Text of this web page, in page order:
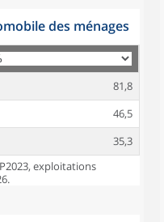
des ménages
81,8
46,5
35,3
exploitations